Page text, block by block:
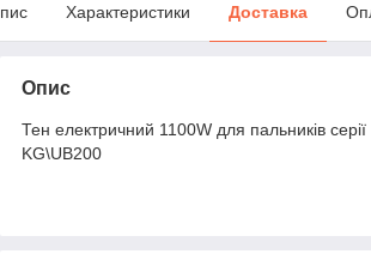
Характеристики Доставка
Опис
Тен електричний 1100W для пальників
KG\UB200